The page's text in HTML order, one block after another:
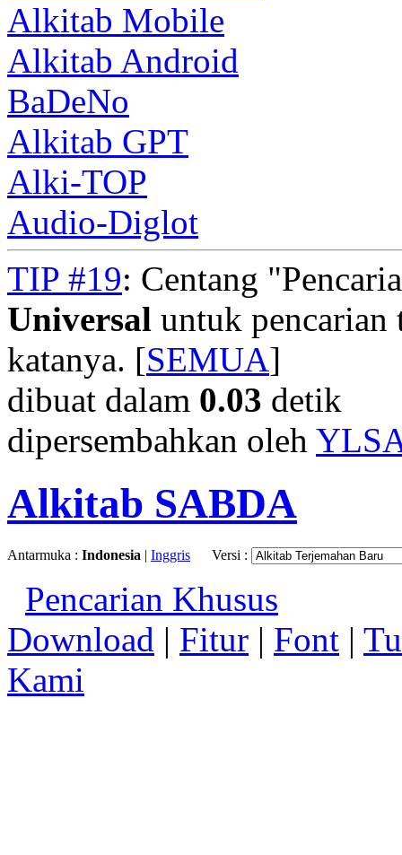
Alkitab Mobile
Alkitab Android
BaDeNo
Alkitab GPT
Alki-TOP
Audio-Diglot
TIP #19: Centang
Universal untuk pencarian
katanya. [SEMUA]
dibuat dalam 0.03 detik
dipersembahkan oleh
Alkitab SABDA
Antarmuka : Indonesia | Inggris Versi :
Pencarian Khusus
Download | Fitur | Font |
Kami